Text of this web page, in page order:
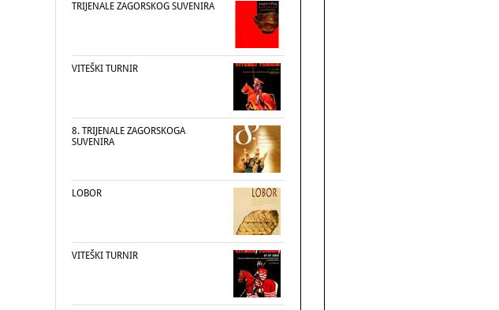
TRIJENALE ZAGORSKOG SUVENIRA
VITEŠKI TURNIR
8. TRIJENALE ZAGORSKOGA
SUVENIRA
LOBOR
VITEŠKI TURNIR